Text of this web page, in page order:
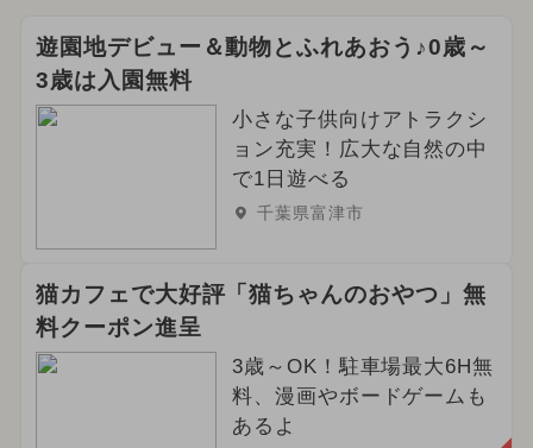
遊園地デビュー＆動物とふれあおう♪0歳～
3歳は入園無料
小さな子供向けアトラクシ
ョン充実！広大な自然の中
で1日遊べる
千葉県富津市
猫カフェで大好評「猫ちゃんのおやつ」無
料クーポン進呈
3歳～OK！駐車場最大6H無
料、漫画やボードゲームも
あるよ